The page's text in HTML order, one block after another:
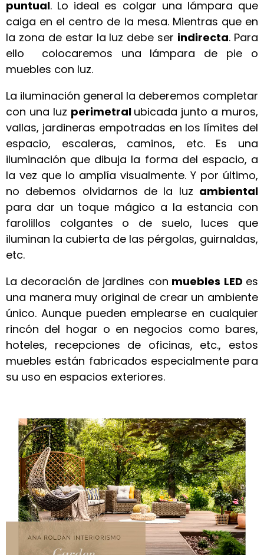
puntual. Lo ideal es colgar una lámpara que
caiga en el centro de la mesa. Mientras que en
la zona de estar la luz debe ser indirecta. Para
ello colocaremos una lámpara de pie o
muebles con luz.
La iluminación general la deberemos completar
con una luz perimetral ubicada junto a muros,
vallas, jardineras empotradas en los límites del
espacio, escaleras, caminos, etc. Es una
iluminación que dibuja la forma del espacio, a
la vez que lo amplía visualmente. Y por último,
no debemos olvidarnos de la luz ambiental
para dar un toque mágico a la estancia con
farolillos colgantes o de suelo, luces que
iluminan la cubierta de las pérgolas, guirnaldas,
etc.
La decoración de jardines con muebles LED es
una manera muy original de crear un ambiente
único. Aunque pueden emplearse en cualquier
rincón del hogar o en negocios como bares,
hoteles, recepciones de oficinas, etc., estos
muebles están fabricados especialmente para
su uso en espacios exteriores.